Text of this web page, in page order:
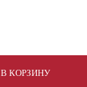
В КОРЗИНУ